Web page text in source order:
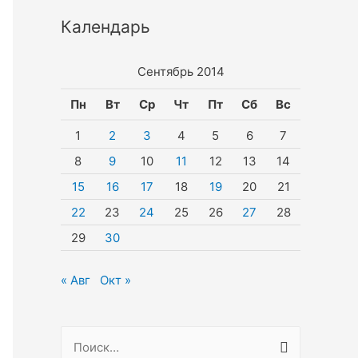
Календарь
Сентябрь 2014
Пн Вт Ср Чт Пт Сб Вс
1 2 3 4 5 6
7
8
9 10 11 12 13
14
15
16 17 18 19 20
21
22
23 24 25 26 27
28
29
30
« Авг Окт »